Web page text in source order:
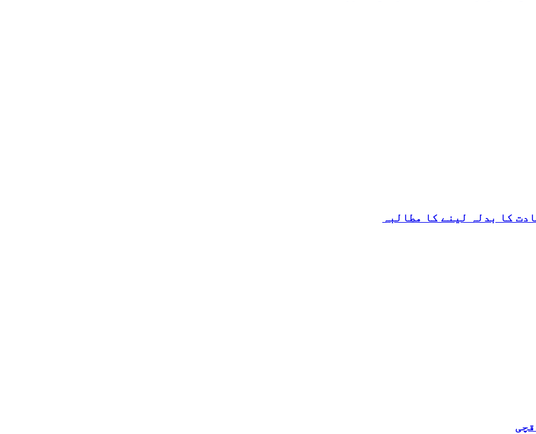
کا بدلہ لینے کا مطالبہ